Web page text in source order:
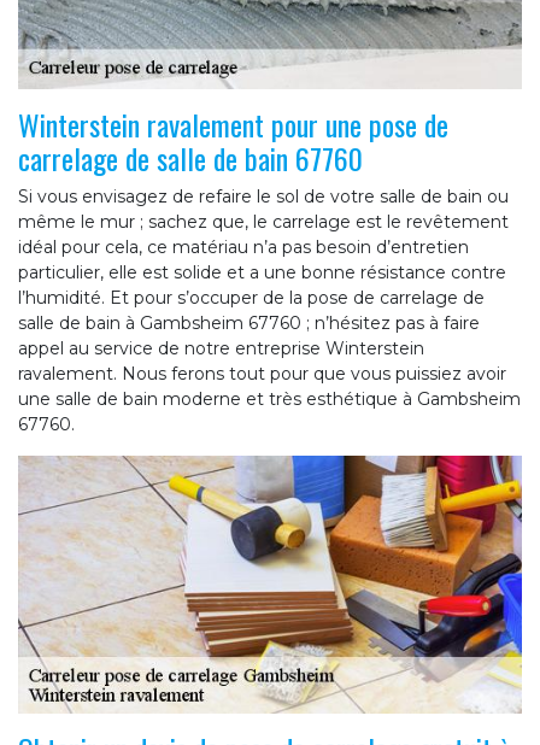
Winterstein ravalement pour une pose de
carrelage de salle de bain 67760
Si vous envisagez de refaire le sol de votre salle de bain ou
même le mur ; sachez que, le carrelage est le revêtement
idéal pour cela, ce matériau n’a pas besoin d’entretien
particulier, elle est solide et a une bonne résistance contre
l’humidité. Et pour s’occuper de la pose de carrelage de
salle de bain à Gambsheim 67760 ; n’hésitez pas à faire
appel au service de notre entreprise Winterstein
ravalement. Nous ferons tout pour que vous puissiez avoir
une salle de bain moderne et très esthétique à Gambsheim
67760.